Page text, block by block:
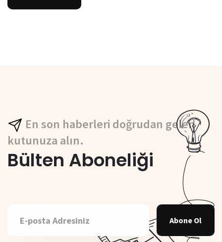
En son haberleri doğrudan gelen
kutunuza alın.
Bülten Aboneliği
Abone Ol